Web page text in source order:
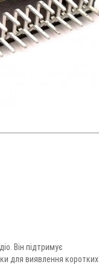
Він підтримує
для виявлення коротких